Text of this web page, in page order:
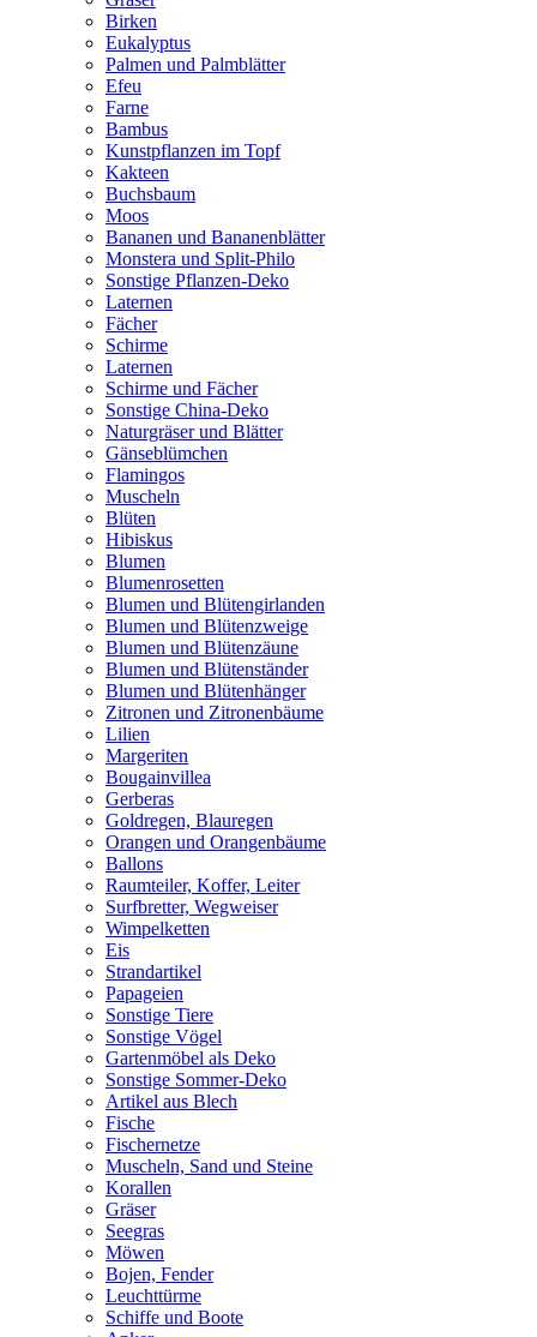
Birken
Eukalyptus
Palmen und Palmblätter
Efeu
Farne
Bambus
Kunstpflanzen im Topf
Kakteen
Buchsbaum
Moos
Bananen und Bananenblätter
Monstera und Split-Philo
Sonstige Pflanzen-Deko
Laternen
Fächer
Schirme
Laternen
Schirme und Fächer
Sonstige China-Deko
Naturgräser und Blätter
Gänseblümchen
Flamingos
Muscheln
Blüten
Hibiskus
Blumen
Blumenrosetten
Blumen und Blütengirlanden
Blumen und Blütenzweige
Blumen und Blütenzäune
Blumen und Blütenständer
Blumen und Blütenhänger
Zitronen und Zitronenbäume
Lilien
Margeriten
Bougainvillea
Gerberas
Goldregen, Blauregen
Orangen und Orangenbäume
Ballons
Raumteiler, Koffer, Leiter
Surfbretter, Wegweiser
Wimpelketten
Eis
Strandartikel
Papageien
Sonstige Tiere
Sonstige Vögel
Gartenmöbel als Deko
Sonstige Sommer-Deko
Artikel aus Blech
Fische
Fischernetze
Muscheln, Sand und Steine
Korallen
Gräser
Seegras
Möwen
Bojen, Fender
Leuchttürme
Schiffe und Boote